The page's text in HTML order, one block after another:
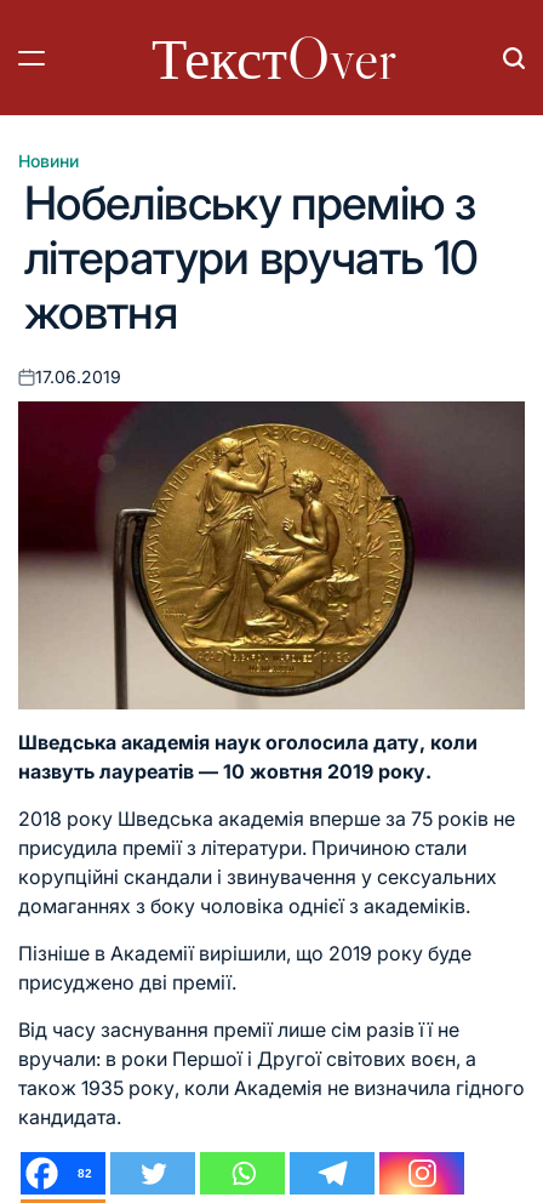
вмісту
ТекстOver
Опублікувати
Новини
Нобелівську премію з
літератури вручать 10
жовтня
Оприлюднено
17.06.2019
Шведська академія наук оголосила дату, коли
назвуть лауреатів — 10 жовтня 2019 року.
2018 року Шведська академія вперше за 75 років не
присудила премії з літератури. Причиною стали
корупційні скандали і звинувачення у сексуальних
домаганнях з боку чоловіка однієї з академіків.
Пізніше в Академії вирішили, що 2019 року буде
присуджено дві премії.
Від часу заснування премії лише сім разів її не
вручали: в роки Першої і Другої світових воєн, а
також 1935 року, коли Академія не визначила гідного
кандидата.
82